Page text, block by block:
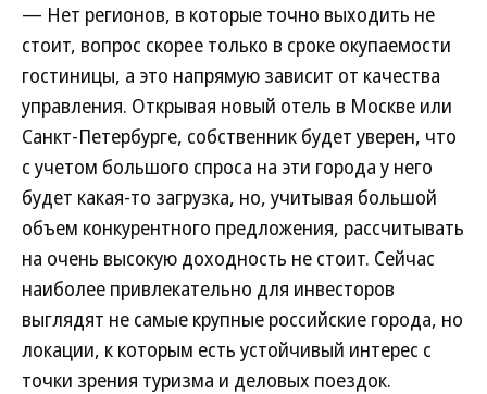
— Нет регионов, в которые точно выходить не
стоит, вопрос скорее только в сроке окупаемости
гостиницы, а это напрямую зависит от качества
управления. Открывая новый отель в Москве или
Санкт-Петербурге, собственник будет уверен, что
с учетом большого спроса на эти города у него
будет какая-то загрузка, но, учитывая большой
объем конкурентного предложения, рассчитывать
на очень высокую доходность не стоит. Сейчас
наиболее привлекательно для инвесторов
выглядят не самые крупные российские города, но
локации, к которым есть устойчивый интерес с
точки зрения туризма и деловых поездок.